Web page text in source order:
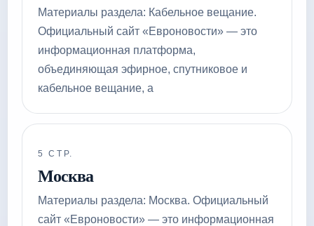
Материалы раздела: Кабельное вещание.
Официальный сайт «Евроновости» — это
информационная платформа,
объединяющая эфирное, спутниковое и
кабельное вещание, а
5 СТР.
Москва
Материалы раздела: Москва. Официальный
сайт «Евроновости» — это информационная